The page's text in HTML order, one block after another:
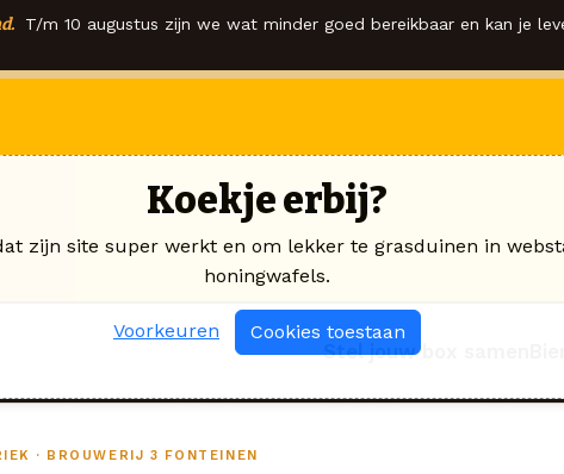
T/m 10 augustus zijn we wat minder goed bereikbaar en kan je
Stel jouw box samen
· BROUWERIJ 3 FONTEINEN
Koekje erbij?
zijn site super werkt en om lekker te grasduinen in
honingwafels.
Voorkeuren Cookies toestaan